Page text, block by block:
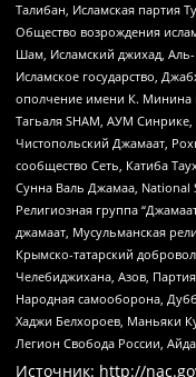
Талибан, Исламская партия
Общество возрождения
Шам, Исламский джихад,
Исламское государство,
ополчение имени К. Минина
Тагьаля SHAM, АУМ
Чистопольский Джамаат,
сообщество Сеть, Катиба
Сунна Валь Джамаа, National
Религиозная группа
джамаат, Мусульманская
Крымско-татарский
Челебиджихана, Азов,
Народная самооборона,
Хаджи Белхороев, Маньяки
Легион Свобода России,
Источник: http://